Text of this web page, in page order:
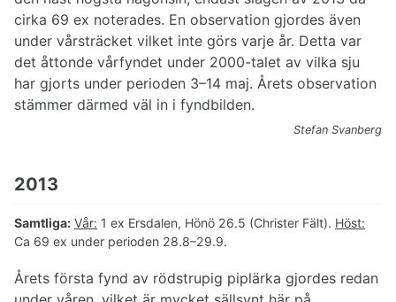
cirka 69 ex noterades. En observation gjordes även
under vårsträcket vilket inte görs varje år. Detta var
det åttonde vårfyndet under 2000-talet av vilka sju
har gjorts under perioden 3–14 maj. Årets observation
stämmer därmed väl in i fyndbilden.
Stefan Svanberg
2013
Samtliga: Vår: 1 ex Ersdalen, Hönö 26.5 (Christer Fält). Höst:
Ca 69 ex under perioden 28.8–29.9.
Årets första fynd av rödstrupig piplärka gjordes redan